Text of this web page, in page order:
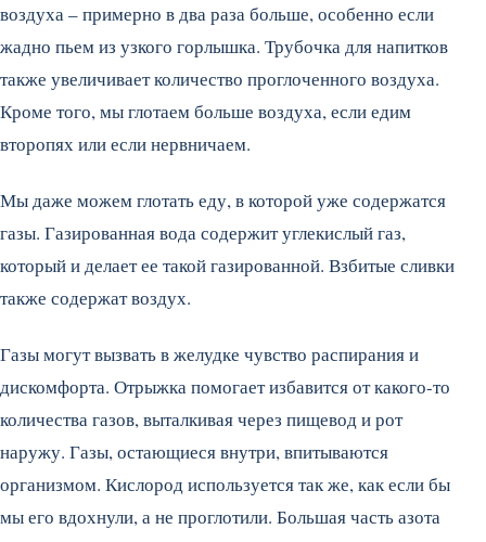
воздуха – примерно в два раза больше, особенно если
жадно пьем из узкого горлышка. Трубочка для напитков
также увеличивает количество проглоченного воздуха.
Кроме того, мы глотаем больше воздуха, если едим
второпях или если нервничаем.
Мы даже можем глотать еду, в которой уже содержатся
газы. Газированная вода содержит углекислый газ,
который и делает ее такой газированной. Взбитые сливки
также содержат воздух.
Газы могут вызвать в желудке чувство распирания и
дискомфорта. Отрыжка помогает избавится от какого-то
количества газов, выталкивая через пищевод и рот
наружу. Газы, остающиеся внутри, впитываются
организмом. Кислород используется так же, как если бы
мы его вдохнули, а не проглотили. Большая часть азота